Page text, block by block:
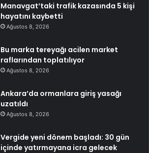
Manavgat’taki trafik kazasında 5 kişi
hayatını kaybetti
Ağustos 8, 2026
Bu marka tereyağı acilen market
raflarından toplatılıyor
Ağustos 8, 2026
Ankara’da ormanlara giriş yasağı
uzatıldı
Ağustos 8, 2026
Vergide yeni dönem başladı: 30 gün
içinde yatırmayana icra gelecek